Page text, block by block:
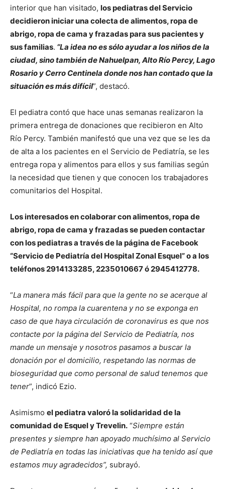
interior que han visitado, los pediatras del Servicio
decidieron iniciar una colecta de alimentos, ropa de
abrigo, ropa de cama y frazadas para sus pacientes y
sus familias. “La idea no es sólo ayudar a los niños de la
ciudad, sino también de Nahuelpan, Alto Río Percy, Lago
Rosario y Cerro Centinela donde nos han contado que la
situación es más difícil”, destacó.
El pediatra contó que hace unas semanas realizaron la
primera entrega de donaciones que recibieron en Alto
Río Percy. También manifestó que una vez que se les da
de alta a los pacientes en el Servicio de Pediatría, se les
entrega ropa y alimentos para ellos y sus familias según
la necesidad que tienen y que conocen los trabajadores
comunitarios del Hospital.
Los interesados en colaborar con alimentos, ropa de
abrigo, ropa de cama y frazadas se pueden contactar
con los pediatras a través de la página de Facebook
“Servicio de Pediatría del Hospital Zonal Esquel” o a los
teléfonos 2914133285, 2235010667 ó 2945412778.
“La manera más fácil para que la gente no se acerque al
Hospital, no rompa la cuarentena y no se exponga en
caso de que haya circulación de coronavirus es que nos
contacte por la página del Servicio de Pediatría, nos
mande un mensaje y nosotros pasamos a buscar la
donación por el domicilio, respetando las normas de
bioseguridad que como personal de salud tenemos que
tener”, indicó Ezio.
Asimismo el pediatra valoró la solidaridad de la
comunidad de Esquel y Trevelin. “Siempre están
presentes y siempre han apoyado muchísimo al Servicio
de Pediatría en todas las iniciativas que ha tenido así que
estamos muy agradecidos”, subrayó.